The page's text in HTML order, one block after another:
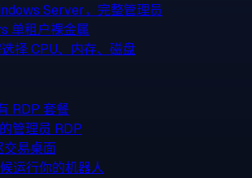
Server，完整管理员
单租户裸金属
择 CPU、内存、磁盘
RDP 套餐
管理员 RDP
交易桌面
运行你的机器人